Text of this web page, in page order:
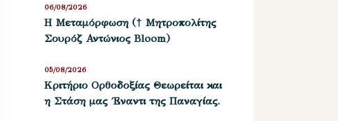
Η Μεταμόρφωση († Μητροπολίτης
Σουρόζ Αντώνιος Bloom)
06/08/2026
Kριτήριο Oρθοδοξίας Θεωρείται και
η Στάση μας ΄Εναντι της Παναγίας.
05/08/2026